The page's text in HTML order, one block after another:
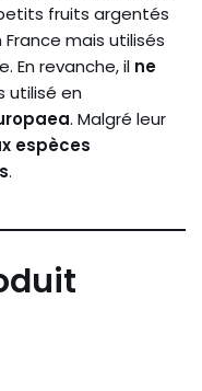
fruits argentés
mais utilisés
En revanche, il ne
utilisé en
. Malgré leur
espèces
.